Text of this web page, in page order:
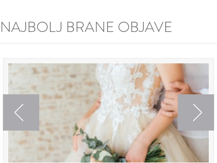
NAJBOLJ BRANE OBJAVE
Previous Next